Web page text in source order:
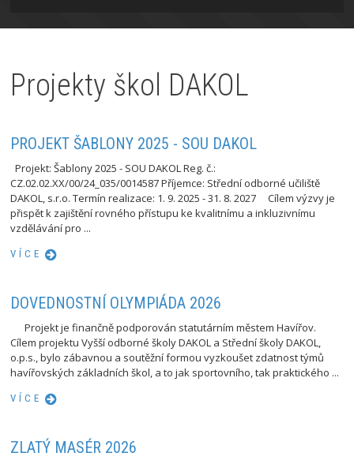
Projekty škol DAKOL
PROJEKT ŠABLONY 2025 - SOU DAKOL
Projekt: Šablony 2025 - SOU DAKOL Reg. č.:
CZ.02.02.XX/00/24_035/0014587 Příjemce: Střední odborné učiliště
DAKOL, s.r.o. Termín realizace: 1. 9. 2025 - 31. 8. 2027 Cílem výzvy je
přispět k zajištění rovného přístupu ke kvalitnímu a inkluzivnímu
vzdělávání pro ...
VÍCE
DOVEDNOSTNÍ OLYMPIÁDA 2026
Projekt je finančně podporován statutárním městem Havířov.
Cílem projektu Vyšší odborné školy DAKOL a Střední školy DAKOL,
o.p.s., bylo zábavnou a soutěžní formou vyzkoušet zdatnost týmů
havířovských základních škol, a to jak sportovního, tak praktického ...
VÍCE
ZLATÝ MASÉR 2026